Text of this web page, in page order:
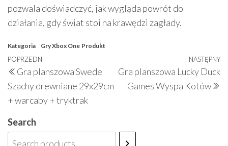
pozwala doświadczyć, jak wygląda powrót do
działania, gdy świat stoi na krawędzi zagłady.
Kategoria Gry Xbox One Produkt
Nawigacja
wpisu
Poprzedni
wpis
POPRZEDNI
Gra planszowa Swede
Szachy drewniane 29x29cm
+ warcaby + tryktrak
NASTĘPNY
Gra planszowa Lucky Duck
Games Wyspa Kotów
Search